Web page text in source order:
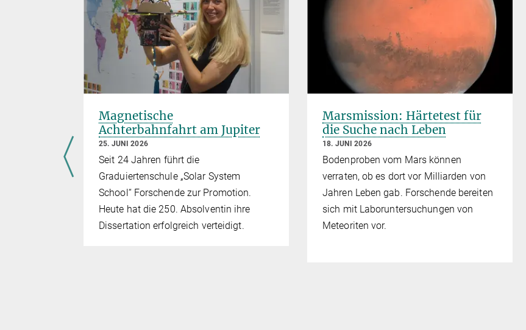
Magnetische
Achterbahnfahrt am Jupiter
25. JUNI 2026
Seit 24 Jahren führt die
Graduiertenschule „Solar System
School“ Forschende zur Promotion.
Heute hat die 250. Absolventin ihre
Dissertation erfolgreich verteidigt.
Marsmission: Härtetest für
die Suche nach Leben
18. JUNI 2026
Bodenproben vom Mars können
verraten, ob es dort vor Milliarden von
Jahren Leben gab. Forschende bereiten
sich mit Laboruntersuchungen von
Meteoriten vor.